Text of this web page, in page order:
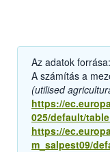
Az adatok
A számítás a
(utilised
https://
025/default/
https://
m_salpest09/